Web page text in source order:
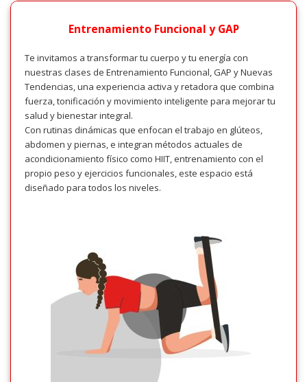
Entrenamiento Funcional y GAP
Te invitamos a transformar tu cuerpo y tu energía con
nuestras clases de Entrenamiento Funcional, GAP y Nuevas
Tendencias, una experiencia activa y retadora que combina
fuerza, tonificación y movimiento inteligente para mejorar tu
salud y bienestar integral.
Con rutinas dinámicas que enfocan el trabajo en glúteos,
abdomen y piernas, e integran métodos actuales de
acondicionamiento físico como HIIT, entrenamiento con el
propio peso y ejercicios funcionales, este espacio está
diseñado para todos los niveles.